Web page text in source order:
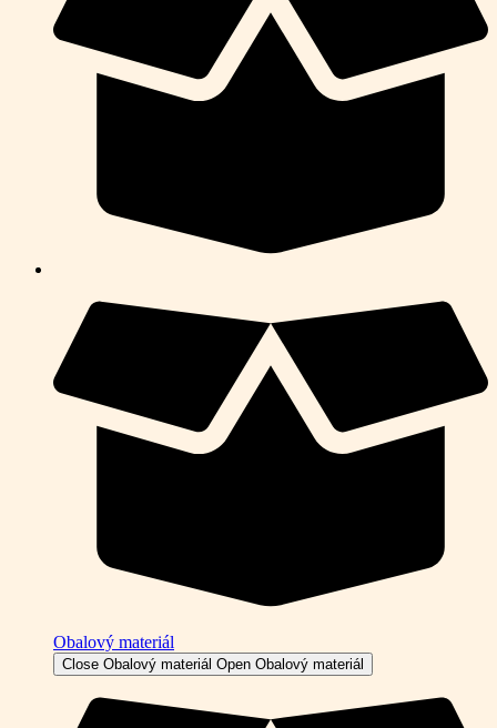
Obalový materiál
Close Obalový materiál Open Obalový materiál